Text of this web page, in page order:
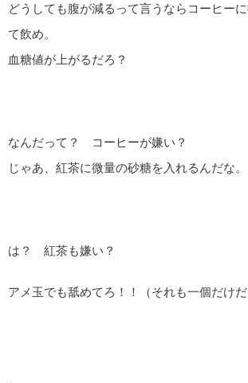
どうしても腹が減るって言うならコーヒー
て飲め。
血糖値が上がるだろ？
なんだって？ コーヒーが嫌い？
じゃあ、紅茶に微量の砂糖を入れるんだな。
は？ 紅茶も嫌い？
アメ玉でも舐めてろ！！（それも一個だけだ